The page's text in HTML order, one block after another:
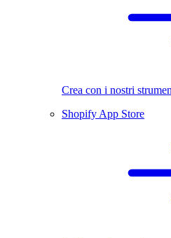
Crea con i nostri
Shopify App Store